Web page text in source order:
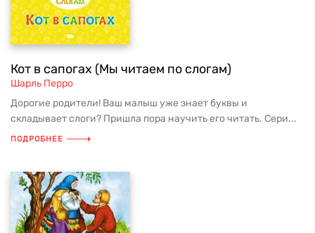
Кот в сапогах (Мы читаем по слогам)
Шарль Перро
Дорогие родители! Ваш малыш уже знает буквы и
складывает слоги? Пришла пора научить его читать. Сери...
ПОДРОБНЕЕ